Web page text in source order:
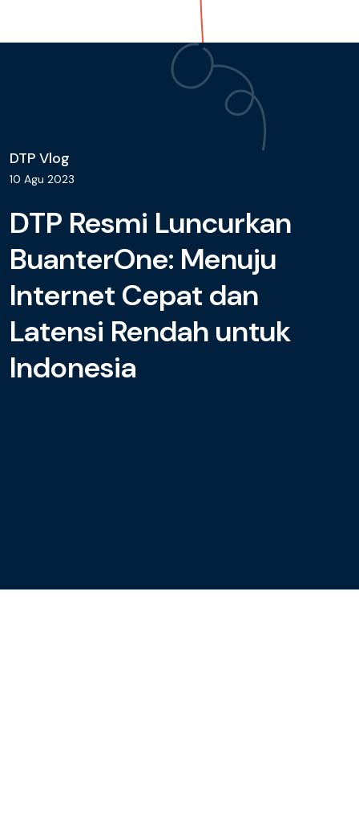
DTP Vlog
10 Agu 2023
DTP Resmi Luncurkan
BuanterOne: Menuju
Internet Cepat dan
Latensi Rendah untuk
Indonesia